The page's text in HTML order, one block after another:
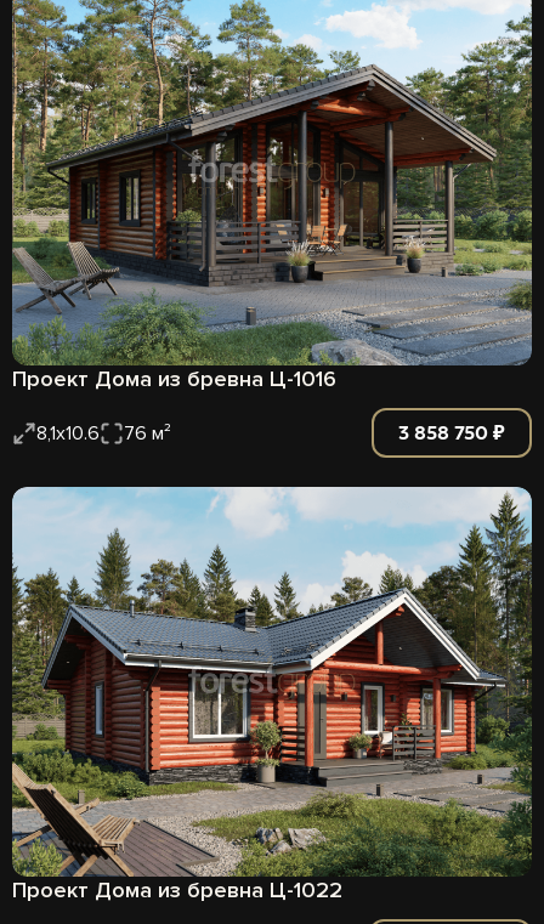
Проект Дома из бревна Ц-1016
8,1х10.6 76 м² 3 858 750 ₽
Проект Дома из бревна Ц-1022